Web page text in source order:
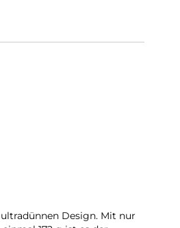
Design. Mit nur